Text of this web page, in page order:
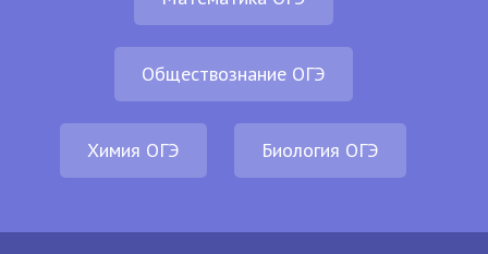
Обществознание ОГЭ
Химия ОГЭ Биология ОГЭ